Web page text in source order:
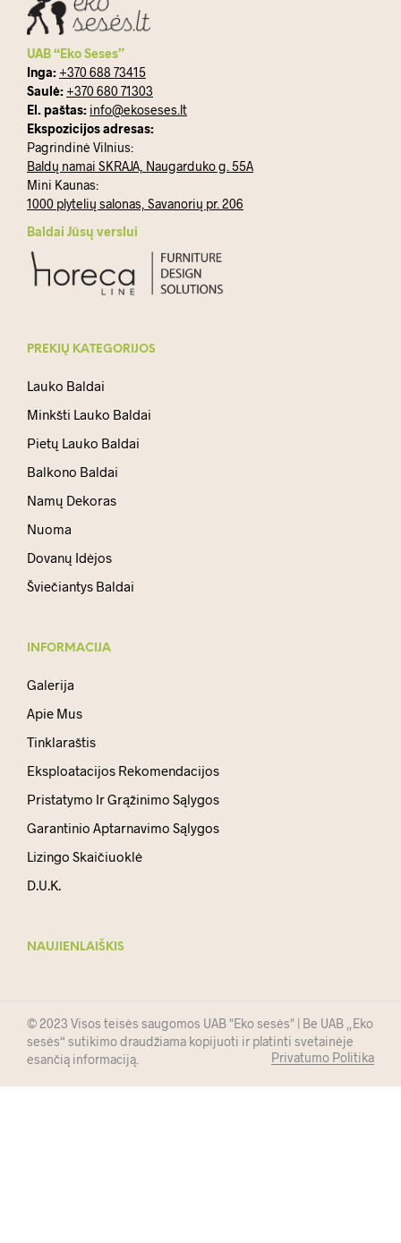
UAB “Eko Seses”
Inga: +370 688 73415
Saulė: +370 680 71303
El. paštas: info@ekoseses.lt
Ekspozicijos adresas:
Pagrindinė Vilnius:
Baldų namai SKRAJA, Naugarduko g. 55A
Mini Kaunas:
1000 plytelių salonas, Savanorių pr. 206
Baldai Jūsų verslui
PREKIŲ KATEGORIJOS
Lauko Baldai
Minkšti Lauko Baldai
Pietų Lauko Baldai
Balkono Baldai
Namų Dekoras
Nuoma
Dovanų Idėjos
Šviečiantys Baldai
INFORMACIJA
Galerija
Apie Mus
Tinklaraštis
Eksploatacijos Rekomendacijos
Pristatymo Ir Grąžinimo Sąlygos
Garantinio Aptarnavimo Sąlygos
Lizingo Skaičiuoklė
D.U.K.
NAUJIENLAIŠKIS
© 2023 Visos teisės saugomos UAB "Eko sesės" | Be UAB „Eko
sesės“ sutikimo draudžiama kopijuoti ir platinti svetainėje
esančią informaciją.
Privatumo Politika